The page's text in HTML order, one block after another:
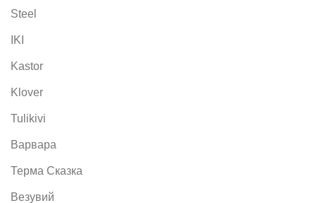
Steel
IKI
Kastor
Klover
Tulikivi
Варвара
Терма Сказка
Везувий